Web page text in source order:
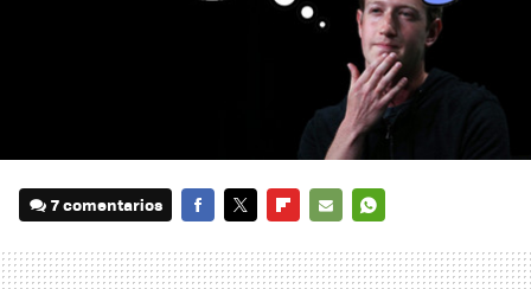
7 comentarios
MAIL